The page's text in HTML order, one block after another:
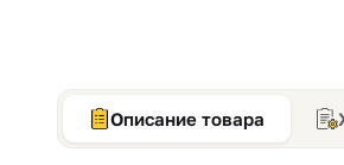
Описание товара